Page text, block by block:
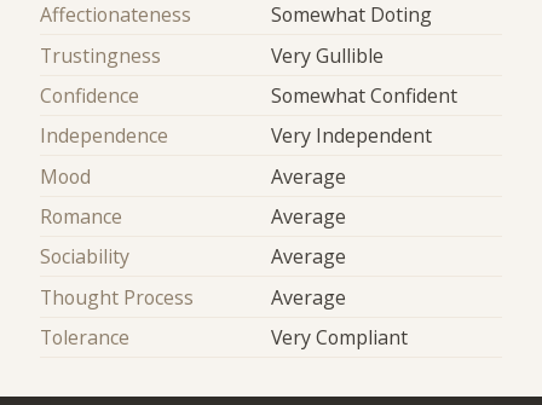
Affectionateness
Somewhat Doting
Trustingness
Very Gullible
Confidence
Somewhat Confident
Independence
Very Independent
Mood
Average
Romance
Average
Sociability
Average
Thought Process
Average
Tolerance
Very Compliant